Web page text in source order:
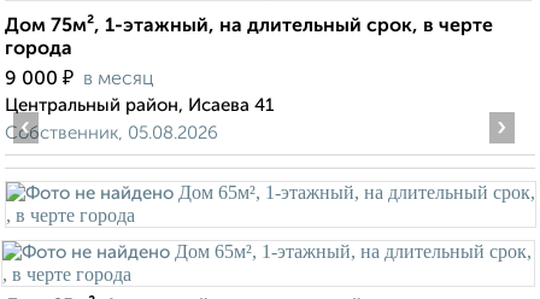
Дом 75м², 1-этажный, на длительный срок, в черте
города
9 000 ₽ в месяц
Центральный район, Исаева 41
Собственник, 05.08.2026
‹ ›